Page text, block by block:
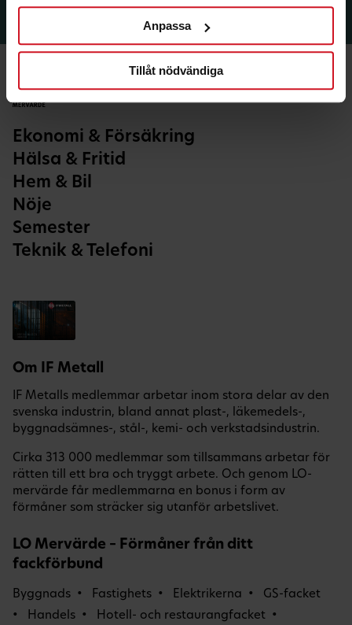
Anpassa
Tillåt nödvändiga
Ekonomi & Försäkring
Hälsa & Fritid
Hem & Bil
Nöje
Semester
Teknik & Telefoni
Om IF Metall
IF Metalls medlemmar arbetar inom stora delar av den
svenska industrin, bland annat plast-, läkemedels-,
byggnadsämnes-, stål-, kemi- och verkstadsindustrin.
Cirka 313 000 medlemmar som tillsammans arbetar för
rätten till ett bra och tryggt arbete. Och genom LO-
mervärde får medlemmarna en bonus i form av
förmåner som sträcker sig utanför arbetslivet.
LO Mervärde – Förmåner från ditt
fackförbund
Byggnads Fastighets Elektrikerna
GS-facket
Handels
Hotell- och restaurangfacket